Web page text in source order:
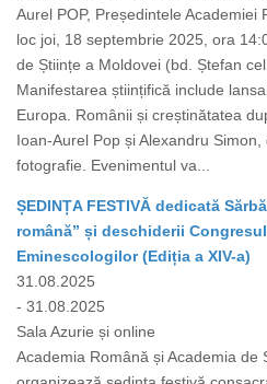
Aurel POP, Președintele Academiei
loc joi, 18 septembrie 2025, ora
de Științe a Moldovei (bd. Ștefan
Manifestarea științifică include
Europa. Românii și creștinătatea
Ioan-Aurel Pop și Alexandru
fotografie. Evenimentul va...
ȘEDINȚA FESTIVĂ dedicată
română” și deschiderii
Eminescologilor (Ediția a XIV-a)
31.08.2025
- 31.08.2025
Sala Azurie și online
Academia Română și Academia de